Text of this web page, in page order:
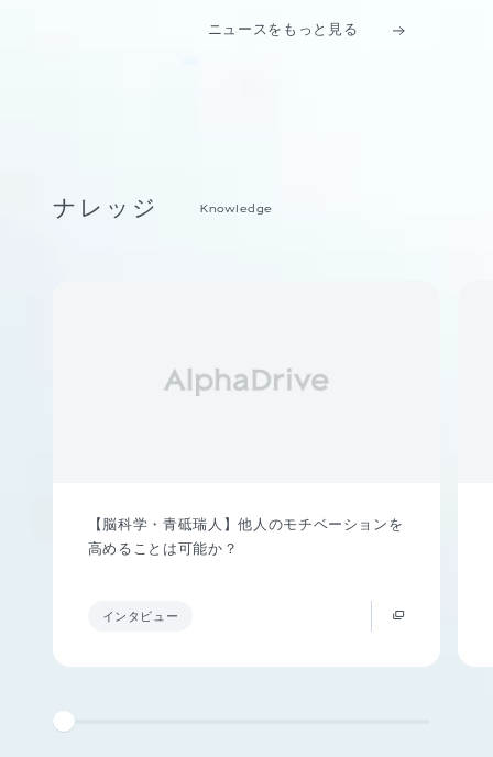
ニュースをもっと見る
ナレッジ Knowledge
【脳科学・青砥瑞人】他人のモチベーションを
高めることは可能か？
インタビュー